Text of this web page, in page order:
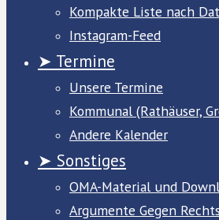
Kompakte Liste nach
Instagram-Feed
➤ Termine
Unsere Termine
Kommunal (Rathäuser,
Andere Kalender
➤ Sonstiges
OMA-Material und
Argumente Gegen Rechts